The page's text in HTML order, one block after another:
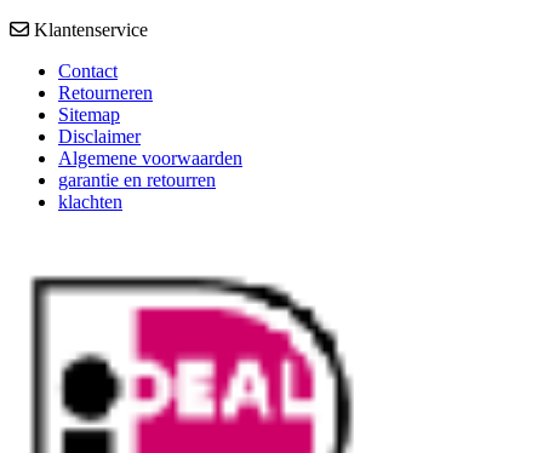
Klantenservice
Contact
Retourneren
Sitemap
Disclaimer
Algemene voorwaarden
garantie en retourren
klachten